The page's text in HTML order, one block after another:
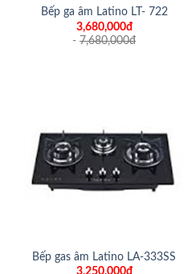
Bếp ga âm Latino LT- 722
3,680,000đ
- 7,680,000đ
Bếp gas âm Latino LA-333SS